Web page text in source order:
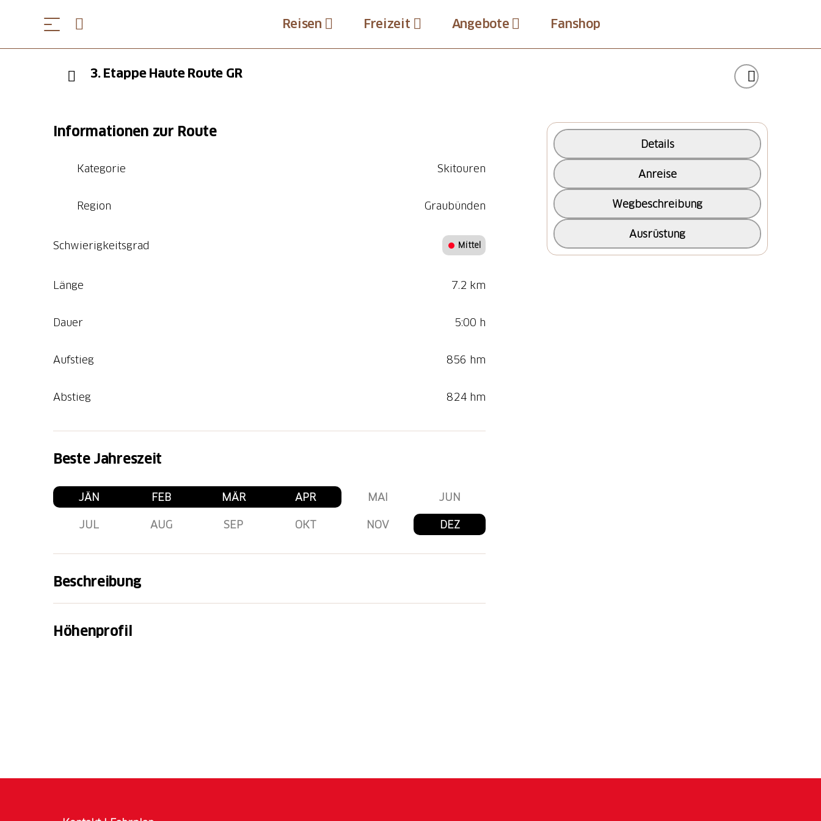
Reisen Freizeit Angebote Fanshop
3. Etappe Haute Route GR
Informationen zur Route
Kategorie Skitouren
Region Graubünden
Schwierigkeitsgrad Mittel
Länge 7.2 km
Dauer 5:00 h
Aufstieg 856 hm
Abstieg 824 hm
Beste Jahreszeit
JÄN FEB MÄR APR MAI JUN
JUL AUG SEP OKT NOV DEZ
Beschreibung
lang unterwegs. Du hast Skitouren- und Tiefschneeerfahrung und bewältigst steilere
Passagen im Aufstieg sowie in der Abfahrt. Die Spitzkehre beherrschst du, und deine
Gipfel. Wiedr zurück beim SKidepot beginnt die lange Abfahrt an der Ports d'Es-cha
Höhenprofil
Details
Anreise
Wegbeschreibung
Ausrüstung